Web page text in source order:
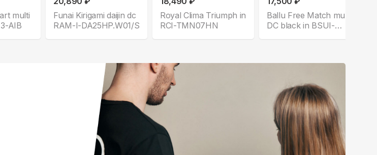
multi
AIB
Funai Kirigami daijin dc
RAM-I-DA25HP.W01/S
Royal Clima Triumph in
RCI-TMN07HN
Ballu Free Match multi
DC black in BSUI-